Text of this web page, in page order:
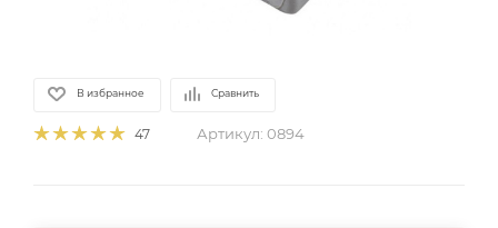
В избранное Сравнить
47 Артикул: 0894